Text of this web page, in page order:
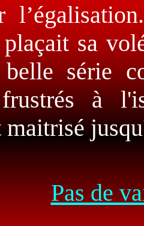
sa
série
frustrés à
Pas de